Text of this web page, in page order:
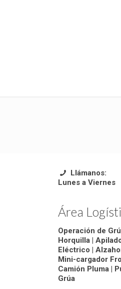
Llámanos:
Lunes a Viernes
Área
Operación de
Horquilla |
Eléctrico |
Mini-cargador
Camión Pluma |
Grúa